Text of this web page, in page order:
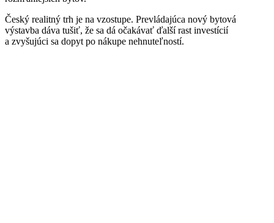
Český realitný trh je na vzostupe. Prevládajúca nový bytová
výstavba dáva tušiť, že sa dá očakávať ďalší rast investícií
a zvyšujúci sa dopyt po nákupe nehnuteľností.